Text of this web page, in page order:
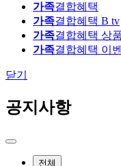
가족결합혜택
가족결합혜택 B tv
가족결합혜택 상
가족결합혜택 이
닫기
공지사항
전체